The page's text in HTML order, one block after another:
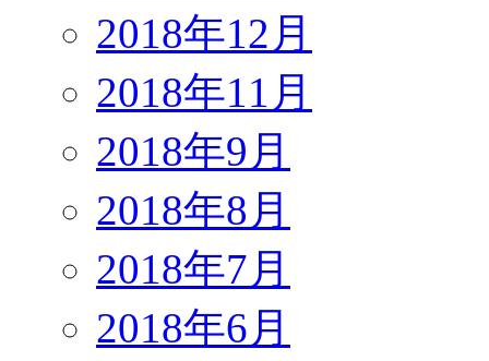
2018年12月
2018年11月
2018年9月
2018年8月
2018年7月
2018年6月